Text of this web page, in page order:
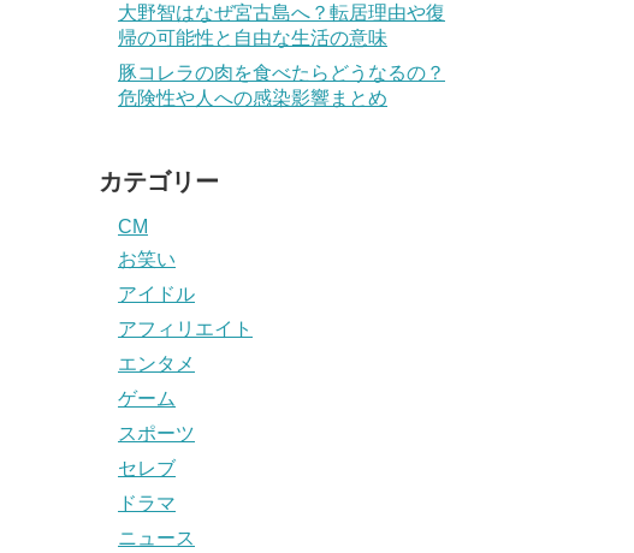
大野智はなぜ宮古島へ？転居理由や復
帰の可能性と自由な生活の意味
豚コレラの肉を食べたらどうなるの？
危険性や人への感染影響まとめ
カテゴリー
CM
お笑い
アイドル
アフィリエイト
エンタメ
ゲーム
スポーツ
セレブ
ドラマ
ニュース